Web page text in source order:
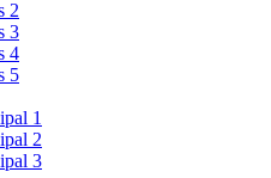
2
3
4
5
1
2
3